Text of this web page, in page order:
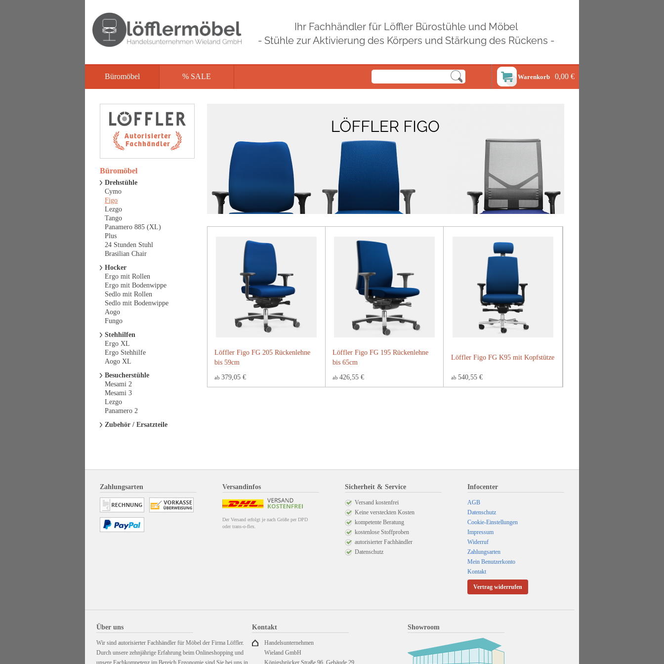
Ihr Fachhändler für Löffler Bürostühle und Möbel
- Stühle zur Aktivierung des Körpers und Stärkung des Rückens -
Büromöbel % SALE Warenkorb 0,00 €
Löffler Figo FG 205 Rückenlehne
bis 59cm
ab 379,05 €
Löffler Figo FG 195 Rückenlehne
bis 65cm
ab 426,55 €
Löffler Figo FG K95 mit Kopfstütze
ab 540,55 €
Büromöbel
Drehstühle
Cymo
Figo
Lezgo
Tango
Panamero 885 (XL)
Plus
24 Stunden Stuhl
Brasilian Chair
Hocker
Ergo mit Rollen
Ergo mit Bodenwippe
Sedlo mit Rollen
Sedlo mit Bodenwippe
Aogo
Fungo
Stehhilfen
Ergo XL
Ergo Stehhilfe
Aogo XL
Besucherstühle
Mesami 2
Mesami 3
Lezgo
Panamero 2
Zubehör / Ersatzteile
Zahlungsarten Versandinfos
Der Versand erfolgt je nach Größe per DPD
oder trans-o-flex.
Sicherheit & Service
Versand kostenfrei
Keine versteckten Kosten
kompetente Beratung
kostenlose Stoffproben
autorisierter Fachhändler
Datenschutz
Infocenter
AGB
Datenschutz
Cookie-Einstellungen
Impressum
Widerruf
Zahlungsarten
Mein Benutzerkonto
Kontakt
Vertrag widerrufen
Über uns
Wir sind autorisierter Fachhändler für Möbel der Firma Löffler.
Durch unsere zehnjährige Erfahrung beim Onlineshopping und
unsere Fachkompetenz im Bereich Ergonomie sind Sie bei uns in
Kontakt
Handelsunternehmen
Wieland GmbH
Königsbrücker Straße 96, Gebäude 29
Showroom